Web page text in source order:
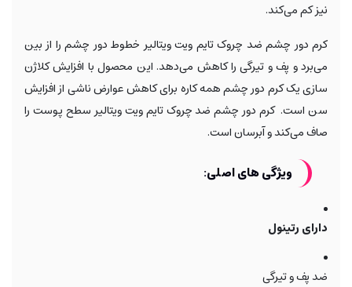
نیز کم می‌کند.
کرم دور چشم ضد چروک تایم ویت ویتالیر خطوط دور چشم را از بین
می‌برد و پف و تیرگی را کاهش می‌دهد. این محصول با افزایش کلاژن
سازی یک کرم دور چشم همه کاره برای کاهش عوارض ناشی از افزایش
سن است. کرم دور چشم ضد چروک تایم ویت ویتالیر سطح پوست را
صاف می‌کند و آبرسان است.
ویژگی های اصلی:
دارای رتینول
ضد پف و تیرگی